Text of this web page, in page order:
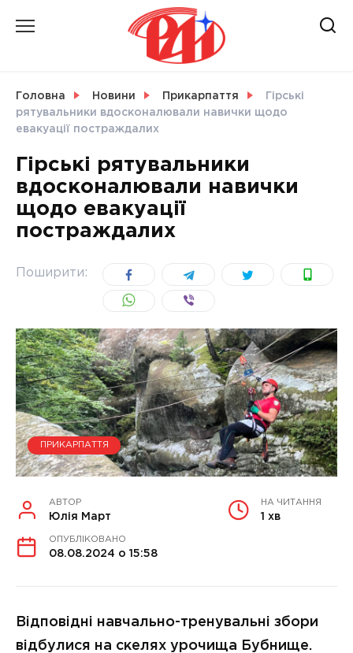
СВІТ
УКРАЇНА
Головна Новини Прикарпаття
Гірські
рятувальники вдосконалювали навички щодо
евакуації постраждалих
Гірські рятувальники
вдосконалювали навички
щодо евакуації
постраждалих
Поширити:
ПРИКАРПАТТЯ
АВТОР
Юлія Март
НА ЧИТАННЯ
1 хв
ОПУБЛІКОВАНО
08.08.2024 о 15:58
Відповідні навчально-тренувальні збори
відбулися на скелях урочища Бубнище.